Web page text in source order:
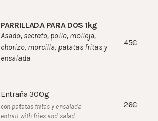
PARRILLADA PARA DOS 1kg
Asado, secreto, pollo, molleja,
chorizo, morcilla, patatas fritas y
ensalada
45€
Entraña 300g
con patatas fritas y ensalada
entrail with fries and salad
26€